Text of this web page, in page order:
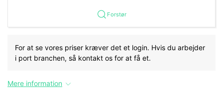
Forstør
For at se vores priser kræver det et login. Hvis du arbejder
i port branchen, så kontakt os for at få et.
Mere information